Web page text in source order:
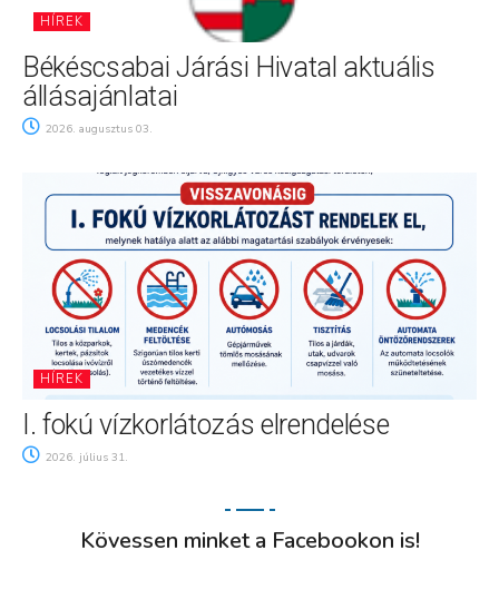
HÍREK
Békéscsabai Járási Hivatal aktuális
állásajánlatai
2026. augusztus 03.
HÍREK
I. fokú vízkorlátozás elrendelése
2026. július 31.
Kövessen minket a Facebookon is!